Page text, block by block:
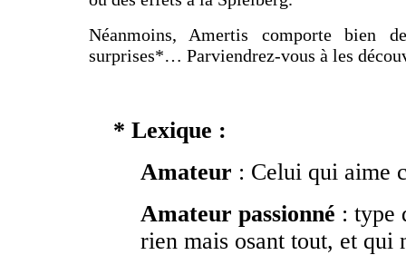
Néanmoins, Amertis comporte bien
surprises*… Parviendrez-vous à les
* Lexique :
Amateur : Celui qui aime
Amateur passionné : type
rien mais osant tout, et qui